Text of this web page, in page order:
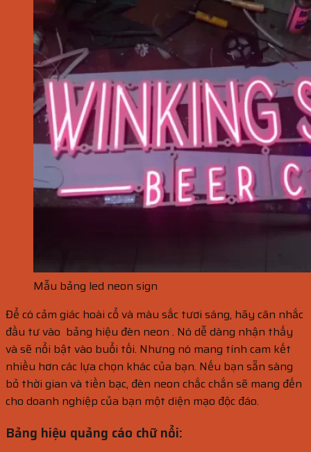
Mẫu bảng led neon sign
Để có cảm giác hoài cổ và màu sắc tươi sáng, hãy cân nhắc
đầu tư vào bảng hiệu đèn neon . Nó dễ dàng nhận thấy
và sẽ nổi bật vào buổi tối. Nhưng nó mang tính cam kết
nhiều hơn các lựa chọn khác của bạn. Nếu bạn sẵn sàng
bỏ thời gian và tiền bạc, đèn neon chắc chắn sẽ mang đến
cho doanh nghiệp của bạn một diện mạo độc đáo.
Bảng hiệu quảng cáo chữ nổi: